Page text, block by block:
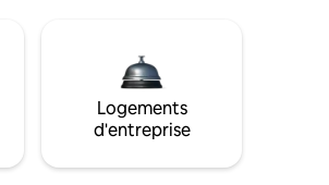
Logements
d'entreprise